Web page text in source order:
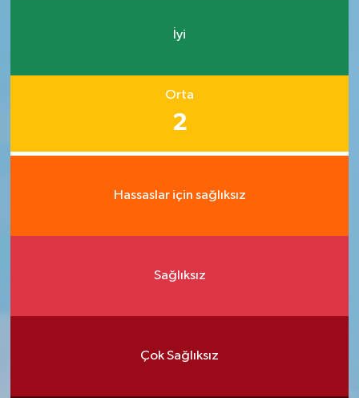
İyi
Orta
2
Hassaslar için sağlıksız
Sağlıksız
Çok Sağlıksız